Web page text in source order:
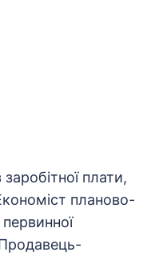
плати,
планово-
Продавець-